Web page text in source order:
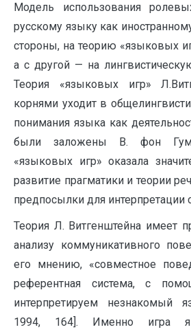
Модель использования
русскому языку как
стороны, на теорию «языковых
а с другой — на
Теория «языковых игр»
корнями уходит в
понимания языка как
были заложены В. фон
«языковых игр» оказала
развитие прагматики и теории
предпосылки для интерпретации
Теория Л. Витгенштейна имеет
анализу коммуникативного
его мнению, «совместное
референтная система, с
интерпретируем незнакомый
1994, 164]. Именно игра